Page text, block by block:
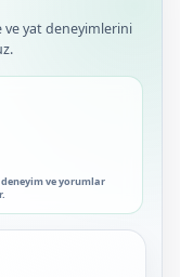
yat deneyimlerini
ve yorumlar
91 platform genelinde